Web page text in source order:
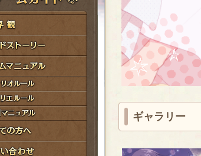
ーリー
ュアル
ール
ール
アル
ギャラリー